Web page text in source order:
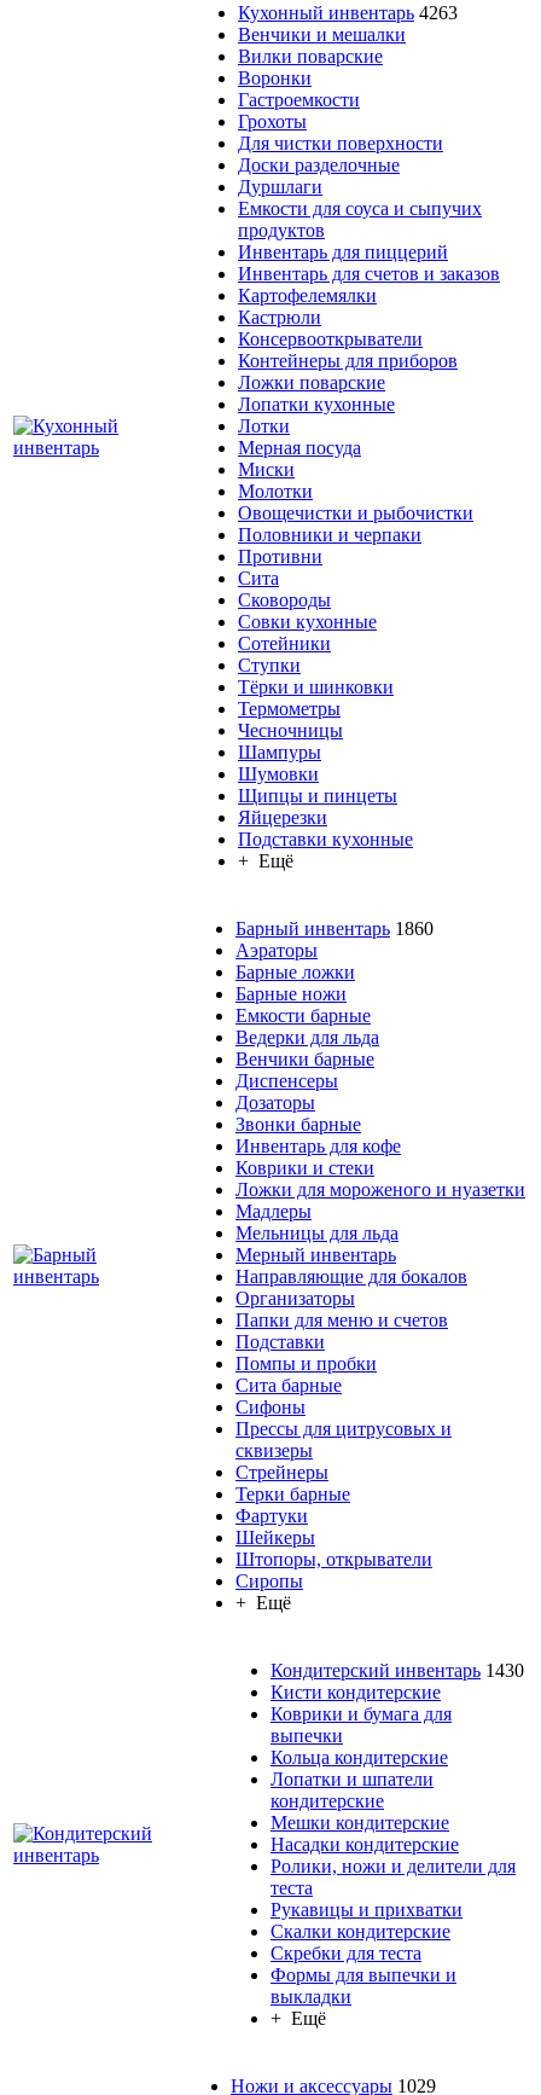
Кухонный инвентарь 4263
Венчики и мешалки
Вилки поварские
Воронки
Гастроемкости
Грохоты
Для чистки поверхности
Доски разделочные
Дуршлаги
Емкости для соуса и сыпучих
продуктов
Инвентарь для пиццерий
Инвентарь для счетов и заказов
Картофелемялки
Кастрюли
Консервооткрыватели
Контейнеры для приборов
Ложки поварские
Лопатки кухонные
Лотки
Мерная посуда
Миски
Молотки
Овощечистки и рыбочистки
Половники и черпаки
Противни
Сита
Сковороды
Совки кухонные
Сотейники
Ступки
Тёрки и шинковки
Термометры
Чесночницы
Шампуры
Шумовки
Щипцы и пинцеты
Яйцерезки
Подставки кухонные
+ Ещё
Барный инвентарь 1860
Аэраторы
Барные ложки
Барные ножи
Емкости барные
Ведерки для льда
Венчики барные
Диспенсеры
Дозаторы
Звонки барные
Инвентарь для кофе
Коврики и стеки
Ложки для мороженого и нуазетки
Мадлеры
Мельницы для льда
Мерный инвентарь
Направляющие для бокалов
Организаторы
Папки для меню и счетов
Подставки
Помпы и пробки
Сита барные
Сифоны
Прессы для цитрусовых и
сквизеры
Стрейнеры
Терки барные
Фартуки
Шейкеры
Штопоры, открыватели
Сиропы
+ Ещё
Кондитерский инвентарь 1430
Кисти кондитерские
Коврики и бумага для
выпечки
Кольца кондитерские
Лопатки и шпатели
кондитерские
Мешки кондитерские
Насадки кондитерские
Ролики, ножи и делители для
теста
Рукавицы и прихватки
Скалки кондитерские
Скребки для теста
Формы для выпечки и
выкладки
+ Ещё
Ножи и аксессуары 1029